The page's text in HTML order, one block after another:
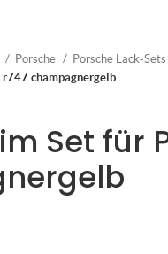
Porsche
Porsche Lack-Sets
champagnergelb
Set für